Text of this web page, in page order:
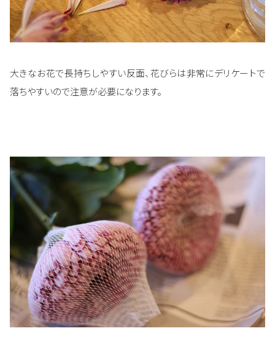
大きなお花で長持ちしやすい反面、花びらは非常にデリケートで
落ちやすいので注意が必要になります。